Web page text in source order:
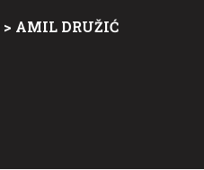
> AMIL DRUŽIĆ